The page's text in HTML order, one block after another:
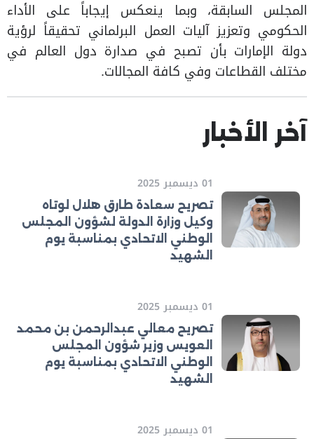
المجلس السابقة، وبما ينعكس إيجاباً على الأداء
الحكومي وتعزيز آليات العمل البرلماني تحقيقاً لرؤية
دولة الإمارات بأن تصبح في صدارة دول العالم في
مختلف القطاعات وفي كافة المجالات.
آخر الأخبار
01 ديسمبر 2025
تصريح سعادة طارق هلال لوتاه
وكيل وزارة الدولة لشؤون المجلس
الوطني الاتحادي بمناسبة يوم
الشهيد
01 ديسمبر 2025
تصريح معالي عبدالرحمن بن محمد
العويس وزير شؤون المجلس
الوطني الاتحادي بمناسبة يوم
الشهيد
01 ديسمبر 2025